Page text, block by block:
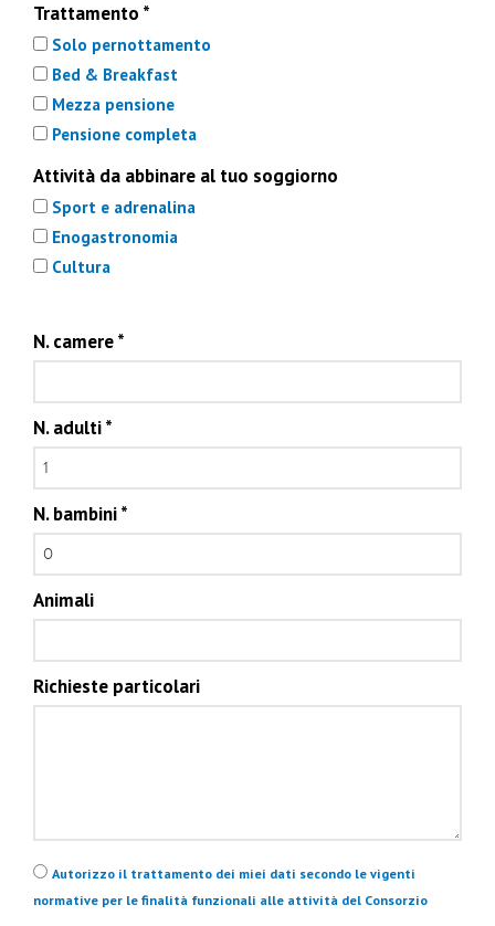
Trattamento *
Solo pernottamento
Bed & Breakfast
Mezza pensione
Pensione completa
Attività da abbinare al tuo soggiorno
Sport e adrenalina
Enogastronomia
Cultura
N. camere*
N. adulti*
N. bambini*
Animali
Richieste particolari
Privacy*
Autorizzo il trattamento dei miei dati secondo le vigenti
normative per le finalità funzionali alle attività del Consorzio